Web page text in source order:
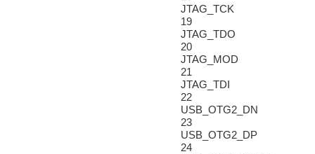
JTAG_TCK
19
JTAG_TDO
20
JTAG_MOD
21
JTAG_TDI
22
USB_OTG2_DN
23
USB_OTG2_DP
24